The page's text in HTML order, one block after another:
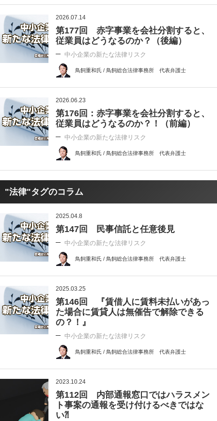
2026.07.14
第177回 赤字事業を会社分割すると、
従業員はどうなるのか？（後編）
中小企業の新たな法律リスク
鳥飼重和氏 / 鳥飼総合法律事務所 代表弁護士
2026.06.23
第176回：赤字事業を会社分割すると、
従業員はどうなるのか？！（前編）
中小企業の新たな法律リスク
鳥飼重和氏 / 鳥飼総合法律事務所 代表弁護士
"法律"タグのコラム
2025.04.8
第147回 民事信託と任意後見
中小企業の新たな法律リスク
鳥飼重和氏 / 鳥飼総合法律事務所 代表弁護士
2025.03.25
第146回 『賃借人に賃料未払いがあっ
た場合に賃貸人は無催告で解除できる
の？！』
中小企業の新たな法律リスク
鳥飼重和氏 / 鳥飼総合法律事務所 代表弁護士
2023.10.24
第112回 内部通報窓口ではハラスメン
ト事案の通報を受け付けるべきではな
い⁈